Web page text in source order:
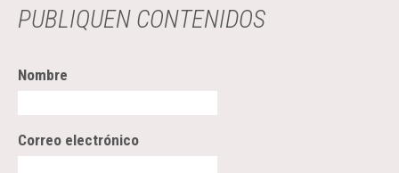
PUBLIQUEN CONTENIDOS
Nombre
Correo electrónico